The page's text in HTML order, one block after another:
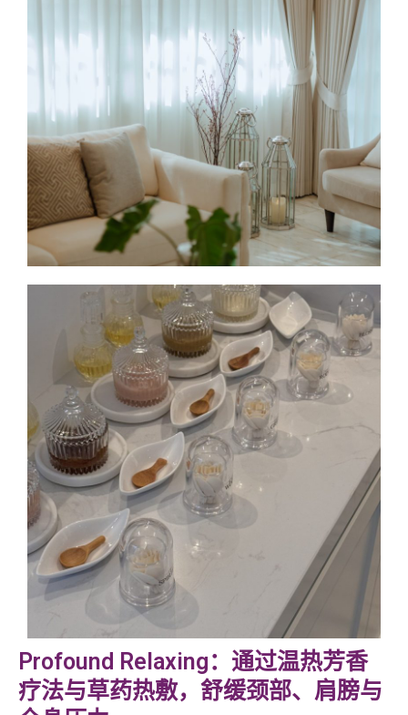
Profound Relaxing：通过温热芳香
疗法与草药热敷，舒缓颈部、肩膀与